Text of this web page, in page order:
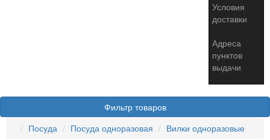
Условия
доставки
Адреса
пунктов
выдачи
Фильтр товаров
Посуда
Посуда одноразовая Вилки одноразовые